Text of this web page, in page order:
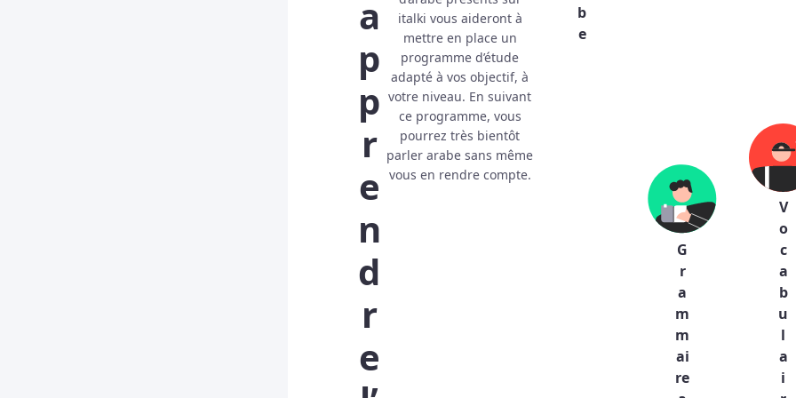
a
p
p
r
e
n
d
r
e
italki vous aideront à
mettre en place un
programme d’étude
adapté à vos objectif, à
votre niveau. En suivant
ce programme, vous
pourrez très bientôt
parler arabe sans même
vous en rendre compte.
b
e
G
r
a
m
m
ai
re
V
o
c
a
b
u
l
a
i